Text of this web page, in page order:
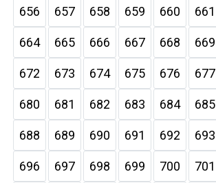
656 657 658 659 660 661
664 665 666 667 668 669
672 673 674 675 676 677
680 681 682 683 684 685
688 689 690 691 692 693
696 697 698 699 700 701